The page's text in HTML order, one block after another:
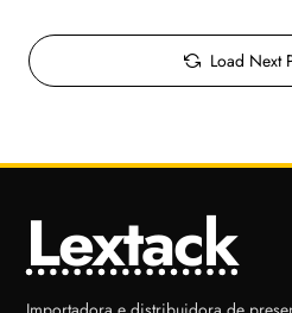
Load Next
Lextack